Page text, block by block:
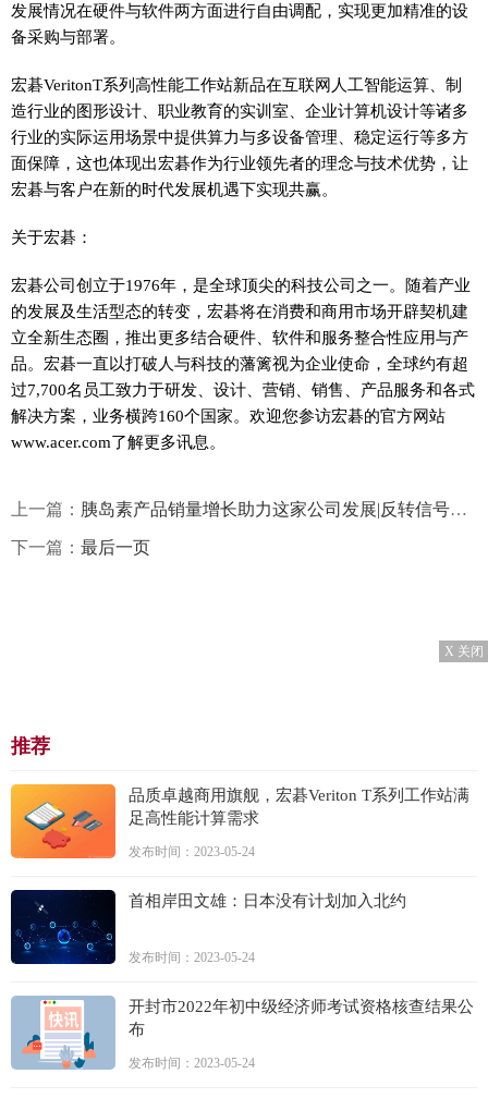
发展情况在硬件与软件两方面进行自由调配，实现更加精准的设
备采购与部署。
宏碁VeritonT系列高性能工作站新品在互联网人工智能运算、制
造行业的图形设计、职业教育的实训室、企业计算机设计等诸多
行业的实际运用场景中提供算力与多设备管理、稳定运行等多方
面保障，这也体现出宏碁作为行业领先者的理念与技术优势，让
宏碁与客户在新的时代发展机遇下实现共赢。
关于宏碁：
宏碁公司创立于1976年，是全球顶尖的科技公司之一。随着产业
的发展及生活型态的转变，宏碁将在消费和商用市场开辟契机建
立全新生态圈，推出更多结合硬件、软件和服务整合性应用与产
品。宏碁一直以打破人与科技的藩篱视为企业使命，全球约有超
过7,700名员工致力于研发、设计、营销、销售、产品服务和各式
解决方案，业务横跨160个国家。欢迎您参访宏碁的官方网站
www.acer.com了解更多讯息。
上一篇： 胰岛素产品销量增长助力这家公司发展|反转信号快报-全球新动态
下一篇： 最后一页
X 关闭
推荐
品质卓越商用旗舰，宏碁Veriton T系列工作站满
足高性能计算需求
发布时间：2023-05-24
首相岸田文雄：日本没有计划加入北约
发布时间：2023-05-24
开封市2022年初中级经济师考试资格核查结果公
布
发布时间：2023-05-24